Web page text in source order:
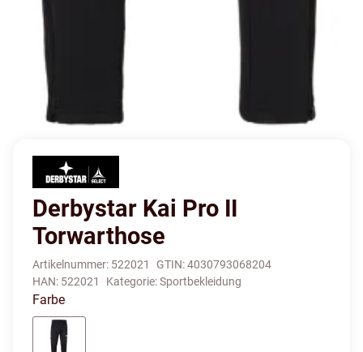
Derbystar Kai Pro II
Torwarthose
Artikelnummer: 522021 GTIN:4030793068204
HAN: 522021 Kategorie:Sportbekleidung
Farbe